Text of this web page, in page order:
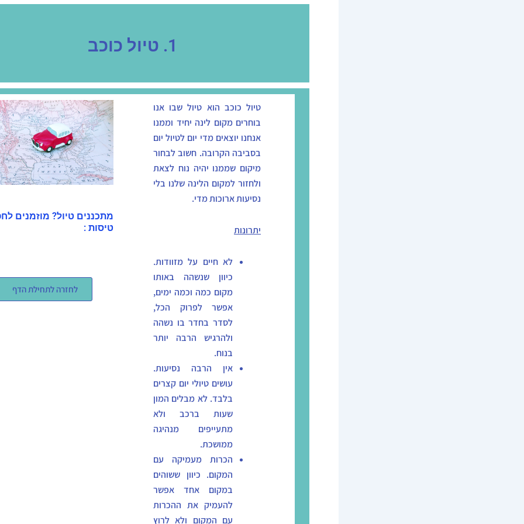
1. טיול כוכב
טיול כוכב הוא טיול שבו אנו
בוחרים מקום לינה יחיד וממנו
אנחנו יוצאים מדי יום לטיול יום
בסביבה הקרובה. חשוב לבחור
מיקום שממנו יהיה נוח לצאת
ולחזור למקום הלינה שלנו בלי
נסיעות ארוכות מדי.
יתרונות
לא חיים על מזוודות.
כיוון שנשהה באותו
מקום כמה וכמה ימים,
אפשר לפרוק הכל,
לסדר בחדר בו נשהה
ולהרגיש הרבה יותר
בנוח.
אין הרבה נסיעות.
עושים טיולי יום קצרים
בלבד. לא מבלים המון
שעות ברכב ולא
מתעייפים מנהיגה
ממושכת.
הכרות מעמיקה עם
המקום. כיוון ששוהים
במקום אחד אפשר
להעמיק את ההכרות
עם המקום ולא לרוץ
מתכננים טיול? מוזמנים
טיסות :
לחזרה לתחילת הדף